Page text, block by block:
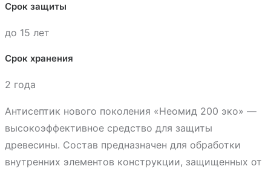
Срок защиты
до 15 лет
Срок хранения
2 года
Антисептик нового поколения «Неомид 200 эко» —
высокоэффективное средство для защиты
древесины. Состав предназначен для обработки
внутренних элементов конструкции, защищенных от